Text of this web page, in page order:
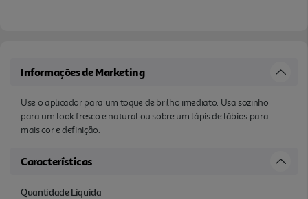
Informações de Marketing
Use o aplicador para um toque de brilho imediato. Usa sozinho
para um look fresco e natural ou sobre um lápis de lábios para
mais cor e definição.
Características
Quantidade Liquida